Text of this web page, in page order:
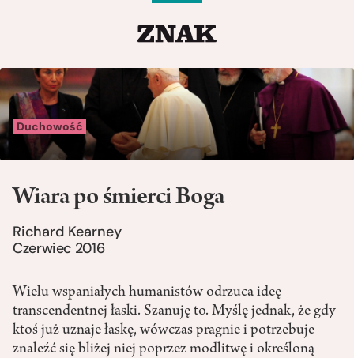
Duchowość
Wiara po śmierci Boga
Richard Kearney
Czerwiec 2016
Wielu wspaniałych humanistów odrzuca ideę
transcendentnej łaski. Szanuję to. Myślę jednak, że gdy
ktoś już uznaje łaskę, wówczas pragnie i potrzebuje
znaleźć się bliżej niej poprzez modlitwę i określoną